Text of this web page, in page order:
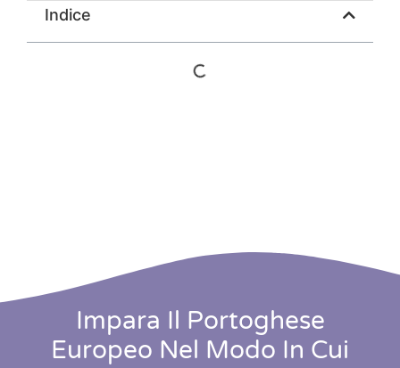
Indice
Impara Il Portoghese
Europeo Nel Modo In Cui